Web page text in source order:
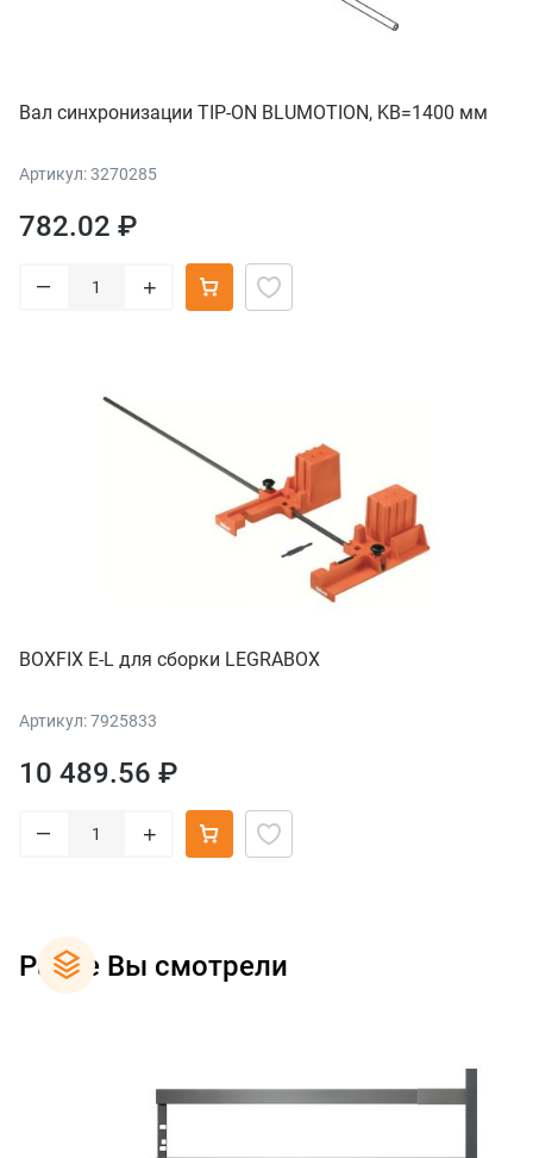
Вал синхронизации TIP-ON BLUMOTION, KB=1400 мм
Артикул: 3270285
782.02 ₽
– +
BOXFIX E-L для сборки LEGRABOX
Артикул: 7925833
10 489.56 ₽
– +
Ранее Вы смотрели